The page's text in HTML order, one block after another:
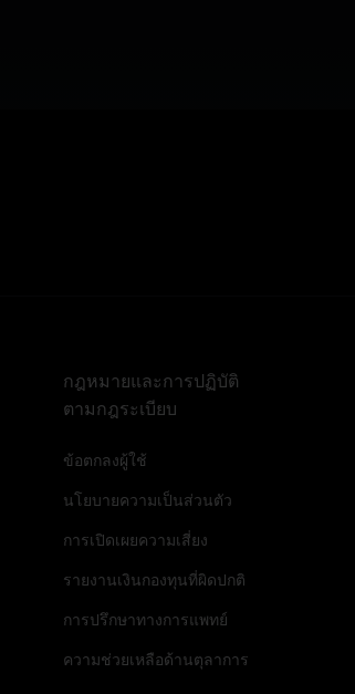
กฎหมายและการปฏิบัติ
ตามกฎระเบียบ
ข้อตกลงผู้ใช้
นโยบายความเป็นส่วนตัว
การเปิดเผยความเสี่ยง
รายงานเงินกองทุนที่ผิดปกติ
การปรึกษาทางการแพทย์
ความช่วยเหลือด้านตุลาการ